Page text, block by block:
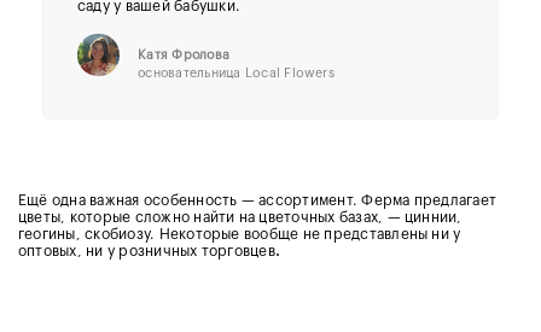
саду у вашей бабушки.
Катя Фролова
основательница Local Flowers
Ещё одна важная особенность — ассортимент. Ферма предлагает
цветы, которые сложно найти на цветочных базах, — циннии,
геогины, скобиозу. Некоторые вообще не представлены ни у
оптовых, ни у розничных торговцев.